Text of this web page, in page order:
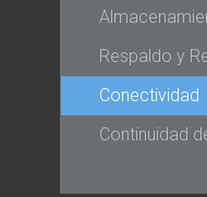
Respaldo y
Conectividad
Continuidad